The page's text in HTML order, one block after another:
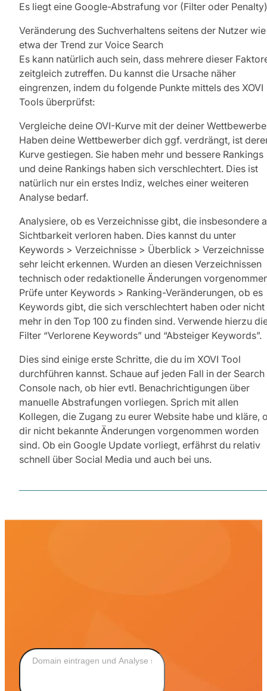
Es liegt eine Google-Abstrafung vor (Filter oder Penalty)
Veränderung des Suchverhaltens seitens der Nutzer wie
etwa der Trend zur Voice Search
Es kann natürlich auch sein, dass mehrere dieser
zeitgleich zutreffen. Du kannst die Ursache näher
eingrenzen, indem du folgende Punkte mittels des XOVI
Tools überprüfst:
Vergleiche deine OVI-Kurve mit der deiner
Haben deine Wettbewerber dich ggf. verdrängt, ist
Kurve gestiegen. Sie haben mehr und bessere Rankings
und deine Rankings haben sich verschlechtert. Dies ist
natürlich nur ein erstes Indiz, welches einer weiteren
Analyse bedarf.
Analysiere, ob es Verzeichnisse gibt, die insbesondere
Sichtbarkeit verloren haben. Dies kannst du unter
Keywords > Verzeichnisse > Überblick > Verzeichnisse
sehr leicht erkennen. Wurden an diesen Verzeichnissen
technisch oder redaktionelle Änderungen
Prüfe unter Keywords > Ranking-Veränderungen, ob es
Keywords gibt, die sich verschlechtert haben oder nicht
mehr in den Top 100 zu finden sind. Verwende hierzu
Filter “Verlorene Keywords” und “Absteiger Keywords”.
Dies sind einige erste Schritte, die du im XOVI Tool
durchführen kannst. Schaue auf jeden Fall in der Search
Console nach, ob hier evtl. Benachrichtigungen über
manuelle Abstrafungen vorliegen. Sprich mit allen
Kollegen, die Zugang zu eurer Website habe und kläre,
dir nicht bekannte Änderungen vorgenommen worden
sind. Ob ein Google Update vorliegt, erfährst du relativ
schnell über Social Media und auch bei uns.